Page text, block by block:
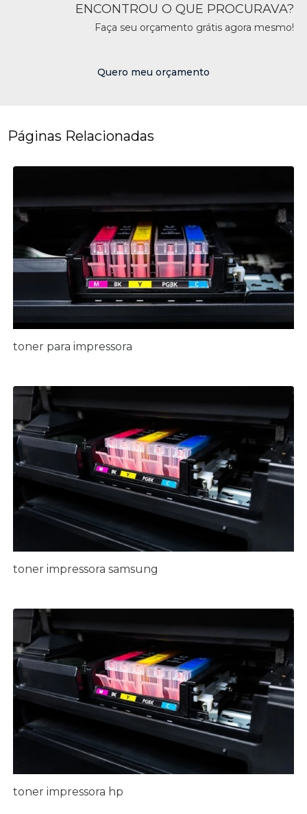
ENCONTROU O QUE PROCURAVA?
Faça seu orçamento grátis agora mesmo!
Quero meu orçamento
Páginas Relacionadas
toner para impressora
toner impressora samsung
toner impressora hp